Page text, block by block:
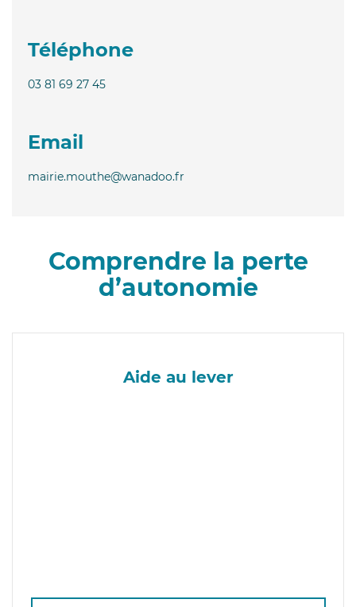
Téléphone
03 81 69 27 45
Email
mairie.mouthe@wanadoo.fr
Comprendre la perte
d’autonomie
Aide au lever